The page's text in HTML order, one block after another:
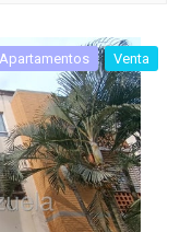
Apartamentos Venta